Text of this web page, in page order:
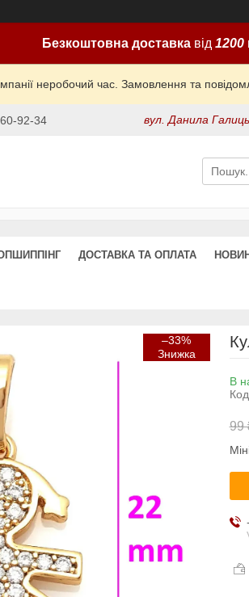
Безкоштовна доставкавід 1200
неробочий час. Замовлення та
92-34 вул. Данила
ДОСТАВКА ТА ОПЛАТА
–33%
В
99